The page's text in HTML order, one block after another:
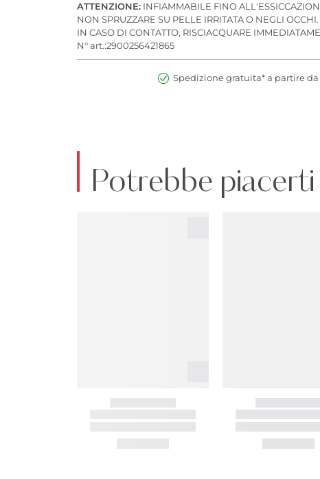
ATTENZIONE: INFIAMMABILE FINO
NON SPRUZZARE SU PELLE IRRITATA O NEGLI OCCHI.
IN CASO DI CONTATTO, RISCIACQUARE
N° art.:2900256421865
Spedizione gratuita* a partire da
Potrebbe